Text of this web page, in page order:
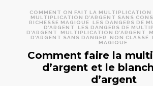
COMMENT ON FAIT LA MULTIPLICATION
MULTIPLICATION D’ARGENT SANS
RICHESSE MAGIQUE
LES DANGERS DE
D’ARGENT
LES DANGERS DE
D’ARGENT
MULTIPLICATION D’ARGENT
D’ARGENT SANS DANGER
NON CLASSÉ
MAGIQUE
Comment faire la
d’argent et le
d’argent